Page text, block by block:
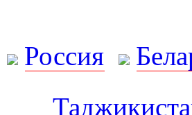
Россия